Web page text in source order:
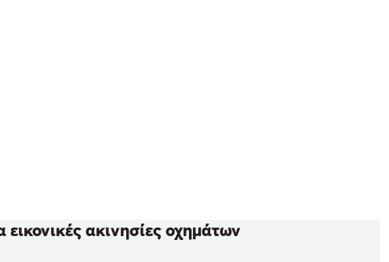
ακινησίες οχημάτων